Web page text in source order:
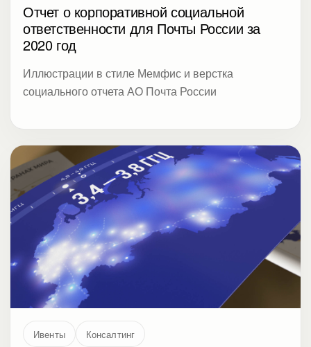
Отчет о корпоративной социальной
ответственности для Почты России за
2020 год
Иллюстрации в стиле Мемфис и верстка
социального отчета АО Почта России
Ивенты Консалтинг